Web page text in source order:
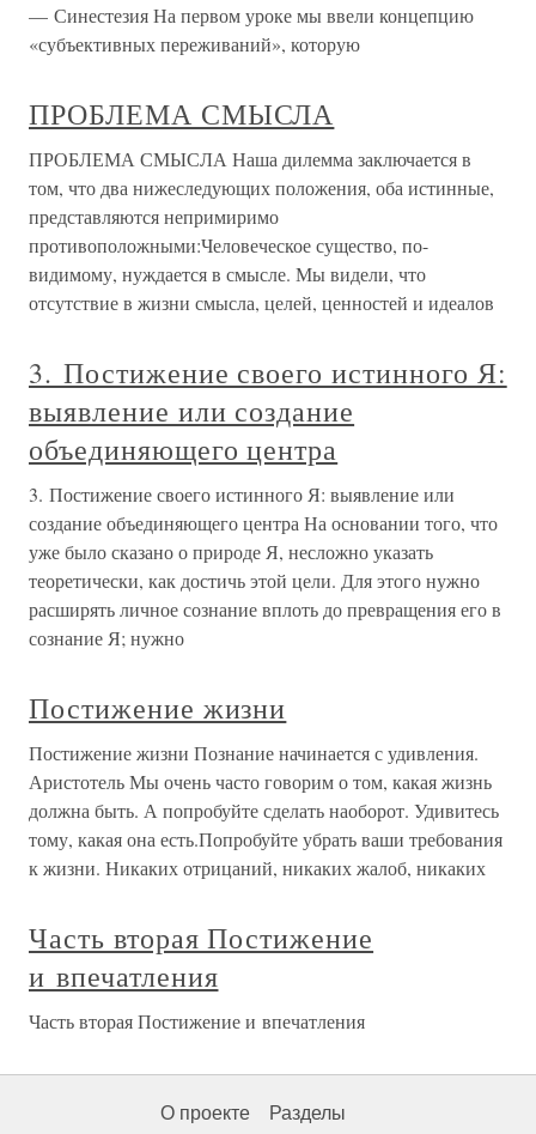
— Синестезия На первом уроке мы ввели концепцию
«субъективных переживаний», которую
ПРОБЛЕМА СМЫСЛА
ПРОБЛЕМА СМЫСЛА Наша дилемма заключается в
том, что два нижеследующих положения, оба истинные,
представляются непримиримо
противоположными:Человеческое существо, по-
видимому, нуждается в смысле. Мы видели, что
отсутствие в жизни смысла, целей, ценностей и идеалов
3. Постижение своего истинного Я:
выявление или создание
объединяющего центра
3. Постижение своего истинного Я: выявление или
создание объединяющего центра На основании того, что
уже было сказано о природе Я, несложно указать
теоретически, как достичь этой цели. Для этого нужно
расширять личное сознание вплоть до превращения его в
сознание Я; нужно
Постижение жизни
Постижение жизни Познание начинается с удивления.
Аристотель Мы очень часто говорим о том, какая жизнь
должна быть. А попробуйте сделать наоборот. Удивитесь
тому, какая она есть.Попробуйте убрать ваши требования
к жизни. Никаких отрицаний, никаких жалоб, никаких
Часть вторая Постижение
и впечатления
Часть вторая Постижение и впечатления
О проекте Разделы